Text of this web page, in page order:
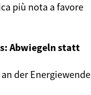
più nota a favore
Abwiegeln statt
der Energiewende